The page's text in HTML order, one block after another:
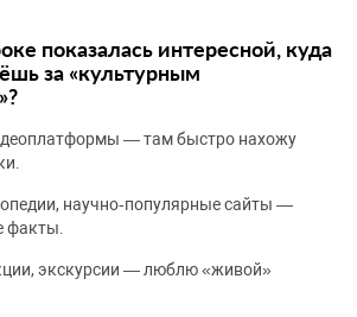
показалась интересной, куда
за «культурным
— там быстро нахожу
научно‑популярные сайты —
факты.
экскурсии — люблю «живой»